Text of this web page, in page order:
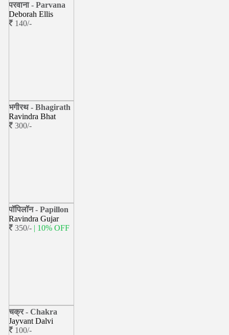
परवाना - Parvana
Deborah Ellis
140/-
भगीरथ - Bhagirath
Ravindra Bhat
300/-
पॉपिलॉन - Papillon
Ravindra Gujar
350/- | 10% OFF
चक्र - Chakra
Jayvant Dalvi
100/-